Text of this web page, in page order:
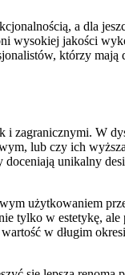
a dla
wysokiej jakości
którzy mają
zagranicznymi. W
lub czy ich
unikalny
użytkowaniem
tylko w estetykę,
w długim